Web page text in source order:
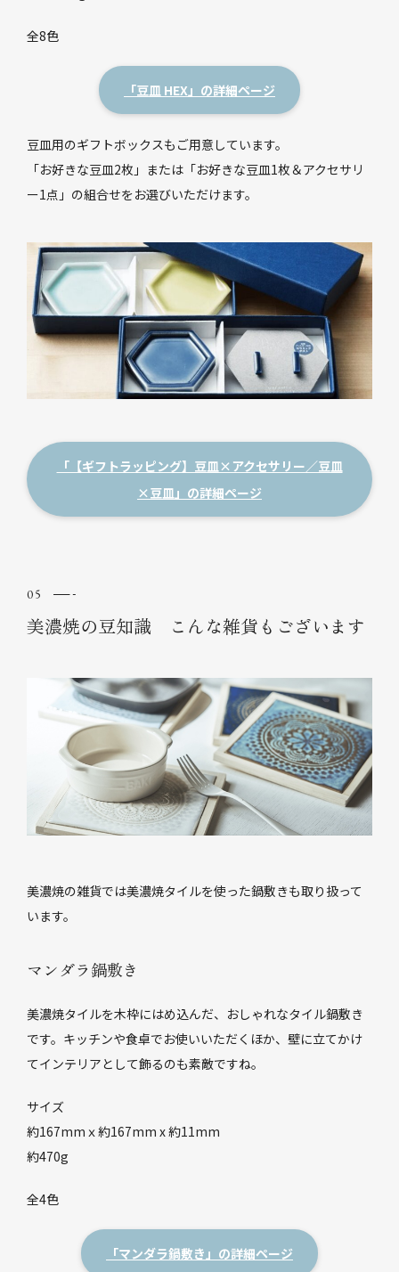
全8色
「豆皿 HEX」の詳細ページ
豆皿用のギフトボックスもご用意しています。
「お好きな豆皿2枚」または「お好きな豆皿1枚＆アクセサリ
ー1点」の組合せをお選びいただけます。
「【ギフトラッピング】豆皿×アクセサリー／豆皿
×豆皿」の詳細ページ
美濃焼の豆知識 こんな雑貨もございます
美濃焼の雑貨では美濃焼タイルを使った鍋敷きも取り扱って
います。
マンダラ鍋敷き
美濃焼タイルを木枠にはめ込んだ、おしゃれなタイル鍋敷き
です。キッチンや食卓でお使いいただくほか、壁に立てかけ
てインテリアとして飾るのも素敵ですね。
サイズ
約167mmｘ約167mm x 約11mm
約470g
全4色
「マンダラ鍋敷き」の詳細ページ